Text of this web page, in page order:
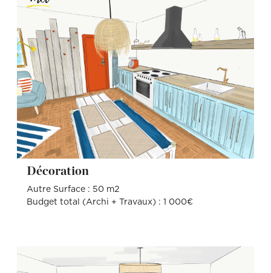
Décoration
Autre Surface : 50 m2
Budget total (Archi + Travaux) : 1 000€